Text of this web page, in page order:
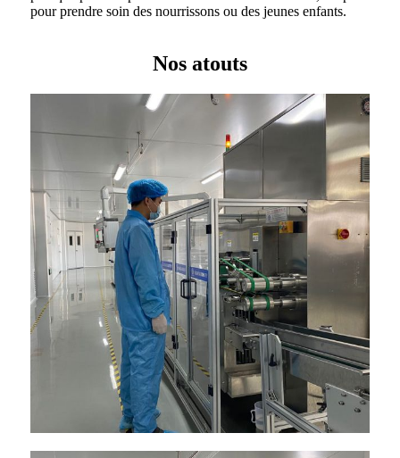
pour prendre soin des nourrissons ou des jeunes enfants.
Nos atouts